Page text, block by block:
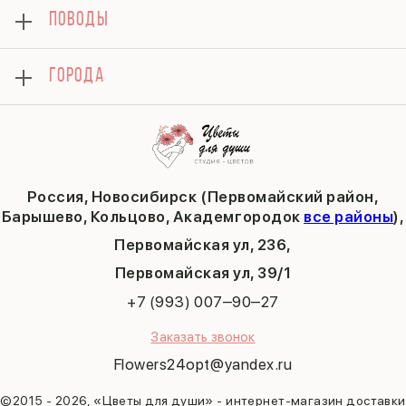
Россия, Новосибирск (Первомайский район,
Барышево, Кольцово, Академгородок все районы),
Первомайская ул, 236,
​Первомайская ул, 39/1
+7 (993) 007‒90‒27
Заказать звонок
Flowers24opt@yandex.ru
©2015 - 2026, «Цветы для души» - интернет-магазин доставки
Вопросы и ответы
Политика конфиденциальности
Публичная оферта
Подарки
Хризантемы
Комбо-предложения
Тюльпаны
14 февраля
День матери
1 сентября
День учителя
Пасха
9 мая
ПОВОДЫ
ГОРОДА